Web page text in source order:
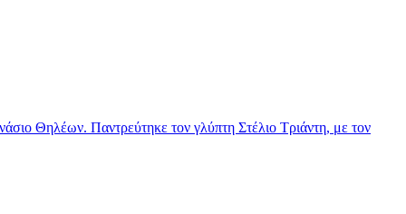
Θηλέων. Παντρεύτηκε τον γλύπτη Στέλιο Τριάντη, με τον